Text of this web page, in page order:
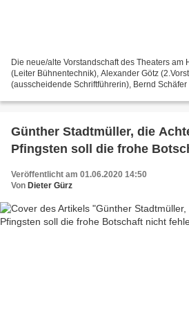
Die neue/alte Vorstandschaft des Theaters am
(Leiter Bühnentechnik), Alexander Götz
(ausscheidende Schriftführerin), Bernd Schäfer
Günther Stadtmüller, die
Pfingsten soll die frohe
Veröffentlicht am 01.06.2020 14:50
Von Dieter Gürz